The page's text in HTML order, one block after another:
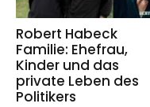
Robert Habeck
Familie: Ehefrau,
Kinder und das
private Leben des
Politikers